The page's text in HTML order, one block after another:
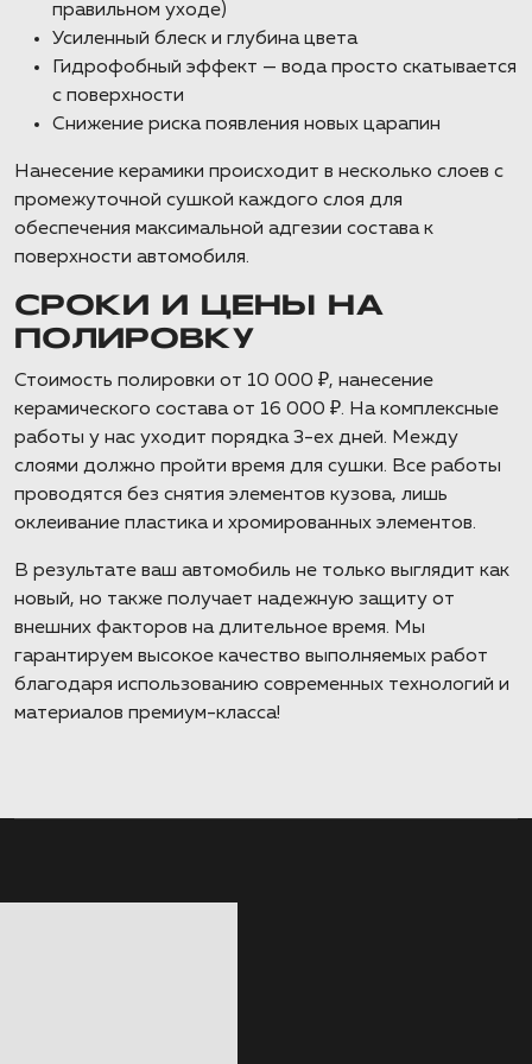
правильном уходе)
Усиленный блеск и глубина цвета
Гидрофобный эффект — вода просто скатывается
с поверхности
Снижение риска появления новых царапин
Нанесение керамики происходит в несколько слоев с
промежуточной сушкой каждого слоя для
обеспечения максимальной адгезии состава к
поверхности автомобиля.
СРОКИ И ЦЕНЫ НА
ПОЛИРОВКУ
Стоимость полировки от 10 000 ₽, нанесение
керамического состава от 16 000 ₽. На комплексные
работы у нас уходит порядка 3-ех дней. Между
слоями должно пройти время для сушки. Все работы
проводятся без снятия элементов кузова, лишь
оклеивание пластика и хромированных элементов.
В результате ваш автомобиль не только выглядит как
новый, но также получает надежную защиту от
внешних факторов на длительное время. Мы
гарантируем высокое качество выполняемых работ
благодаря использованию современных технологий и
материалов премиум-класса!